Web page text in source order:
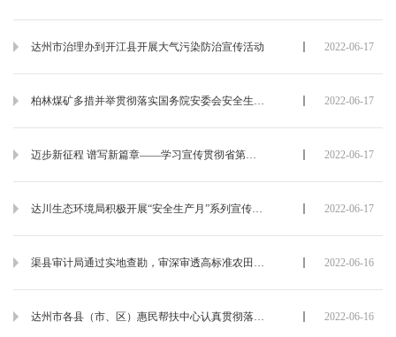
达州市治理办到开江县开展大气污染防治宣传活动 2022-06-17
柏林煤矿多措并举贯彻落实国务院安委会安全生产十五条措施 2022-06-17
迈步新征程 谱写新篇章——学习宣传贯彻省第十二次党代会精神达川区卫健系统宣讲报告会 2022-06-17
达川生态环境局积极开展“安全生产月”系列宣传活动 2022-06-17
渠县审计局通过实地查勘，审深审透高标准农田建设项目 2022-06-16
达州市各县（市、区）惠民帮扶中心认真贯彻落实主任会议精神 2022-06-16